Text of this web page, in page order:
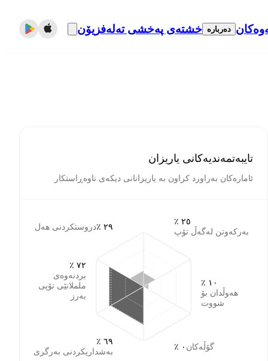
دەربارە خشتەی پەخشی تەلەفزیۆن
تایبەتمەندیەکانی یاریزان
ئامارەکان بەراورد کراون بە یاریزانانی دیکەی ناوەڕاستکار
بەرکەوتن لەگەڵ تۆپ
٢٥ ٪
هەوڵدان بۆ
شووت
١٠ ٪
گۆڵەکان ٠ ٪
دروستکردنی هەل ٢٩ ٪
بردنەوەی
ململانێی تۆپی
بەرز
٧٢ ٪
بەشداریکردنی بەرگری
٦٩ ٪